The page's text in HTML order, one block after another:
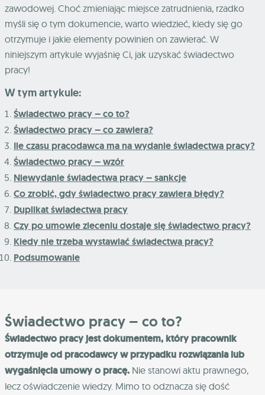
zawodowej. Choć zmieniając miejsce zatrudnienia, rzadko
myśli się o tym dokumencie, warto wiedzieć, kiedy się go
otrzymuje i jakie elementy powinien on zawierać. W
niniejszym artykule wyjaśnię Ci, jak uzyskać świadectwo
pracy!
W tym artykule:
Świadectwo pracy – co to?
Świadectwo pracy – co zawiera?
Ile czasu pracodawca ma na wydanie świadectwa pracy?
Świadectwo pracy – wzór
Niewydanie świadectwa pracy – sankcje
Co zrobić, gdy świadectwo pracy zawiera błędy?
Duplikat świadectwa pracy
Czy po umowie zleceniu dostaje się świadectwo pracy?
Kiedy nie trzeba wystawiać świadectwa pracy?
Podsumowanie
Świadectwo pracy – co to?
Świadectwo pracy jest dokumentem, który pracownik
otrzymuje od pracodawcy w przypadku rozwiązania lub
wygaśnięcia umowy o pracę. Nie stanowi aktu prawnego,
lecz oświadczenie wiedzy. Mimo to odznacza się dość